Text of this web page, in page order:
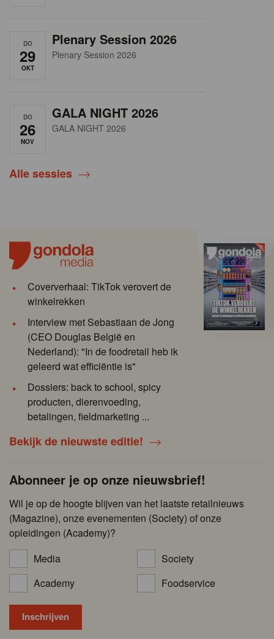
DO
29
OKT
Plenary Session 2026
Plenary Session 2026
DO
26
NOV
GALA NIGHT 2026
GALA NIGHT 2026
Alle sessies
Coververhaal: TikTok verovert de
winkelrekken
Interview met Sebastiaan de Jong
(CEO Douglas België en
Nederland): "In de foodretail heb ik
geleerd wat efficiëntie is"
Dossiers: back to school, spicy
producten, dierenvoeding,
betalingen, fieldmarketing ...
Bekijk de nieuwste editie!
Abonneer je op onze nieuwsbrief!
Wil je op de hoogte blijven van het laatste retailnieuws
(Magazine), onze evenementen (Society) of onze
opleidingen (Academy)?
Media
Society
Academy
Foodservice